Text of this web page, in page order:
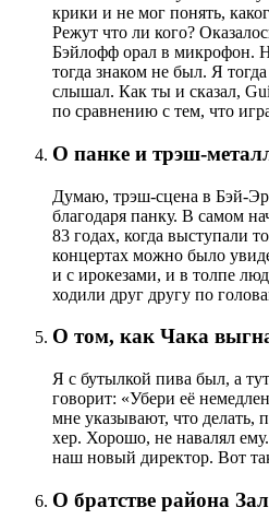
крики и не мог понять,
Режут что ли кого?
Бэйлофф орал в микрофон.
тогда знаком не был. Я
слышал. Как ты и сказал,
по сравнению с тем, что
О панке и трэш-
Думаю, трэш-сцена в Бэй-
благодаря панку. В самом
83 годах, когда выступали
концертах можно было
и с ирокезами, и в толпе
ходили друг другу по
О том, как Чака
Я с бутылкой пива был, а
говорит: «Убери её
мне указывают, что делать,
хер. Хорошо, не навалял
наш новый директор. Вот
О братстве района